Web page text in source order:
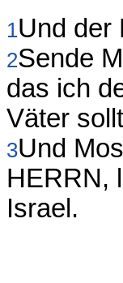
1Und der
2Sende
das ich
Väter
3Und
HERRN,
Israel.